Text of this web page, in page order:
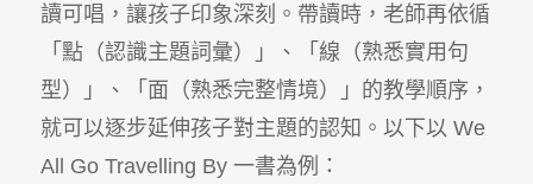
讀可唱，讓孩子印象深刻。帶讀時，老師再依循
「點（認識主題詞彙）」、「線（熟悉實用句
型）」、「面（熟悉完整情境）」的教學順序，
就可以逐步延伸孩子對主題的認知。以下以 We
All Go Travelling By 一書為例：